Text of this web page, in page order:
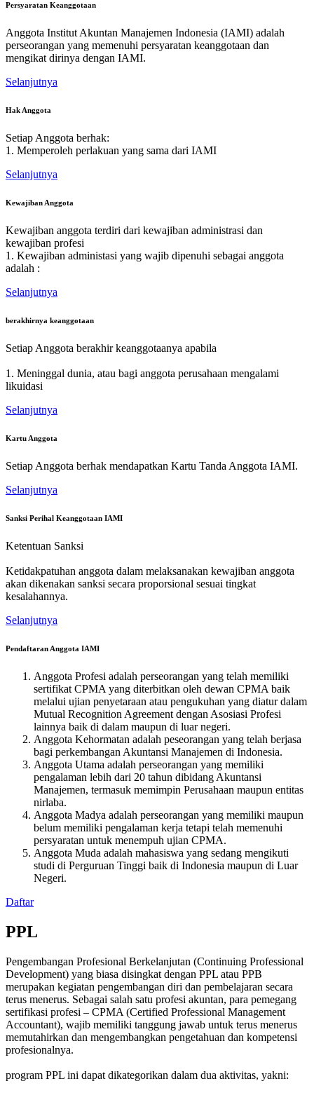
Persyaratan Keanggotaan
Anggota Institut Akuntan Manajemen Indonesia (IAMI) adalah
perseorangan yang memenuhi persyaratan keanggotaan dan
mengikat dirinya dengan IAMI.
Selanjutnya
Hak Anggota
Setiap Anggota berhak:
1. Memperoleh perlakuan yang sama dari IAMI
Selanjutnya
Kewajiban Anggota
Kewajiban anggota terdiri dari kewajiban administrasi dan
kewajiban profesi
1. Kewajiban administasi yang wajib dipenuhi sebagai anggota
adalah :
Selanjutnya
berakhirnya keanggotaan
Setiap Anggota berakhir keanggotaanya apabila
1. Meninggal dunia, atau bagi anggota perusahaan mengalami
likuidasi
Selanjutnya
Kartu Anggota
Setiap Anggota berhak mendapatkan Kartu Tanda Anggota IAMI.
Selanjutnya
Sanksi Perihal Keanggotaan IAMI
Ketentuan Sanksi
Ketidakpatuhan anggota dalam melaksanakan kewajiban anggota
akan dikenakan sanksi secara proporsional sesuai tingkat
kesalahannya.
Selanjutnya
Pendaftaran Anggota IAMI
Anggota Profesi adalah perseorangan yang telah memiliki
sertifikat CPMA yang diterbitkan oleh dewan CPMA baik
melalui ujian penyetaraan atau pengukuhan yang diatur dalam
Mutual Recognition Agreement dengan Asosiasi Profesi
lainnya baik di dalam maupun di luar negeri.
Anggota Kehormatan adalah peseorangan yang telah berjasa
bagi perkembangan Akuntansi Manajemen di Indonesia.
Anggota Utama adalah perseorangan yang memiliki
pengalaman lebih dari 20 tahun dibidang Akuntansi
Manajemen, termasuk memimpin Perusahaan maupun entitas
nirlaba.
Anggota Madya adalah perseorangan yang memiliki maupun
belum memiliki pengalaman kerja tetapi telah memenuhi
persyaratan untuk menempuh ujian CPMA.
Anggota Muda adalah mahasiswa yang sedang mengikuti
studi di Perguruan Tinggi baik di Indonesia maupun di Luar
Negeri.
Daftar
PPL
Pengembangan Profesional Berkelanjutan (Continuing Professional
Development) yang biasa disingkat dengan PPL atau PPB
merupakan kegiatan pengembangan diri dan pembelajaran secara
terus menerus. Sebagai salah satu profesi akuntan, para pemegang
sertifikasi profesi – CPMA (Certified Professional Management
Accountant), wajib memiliki tanggung jawab untuk terus menerus
memutahirkan dan mengembangkan pengetahuan dan kompetensi
profesionalnya.
program PPL ini dapat dikategorikan dalam dua aktivitas, yakni: